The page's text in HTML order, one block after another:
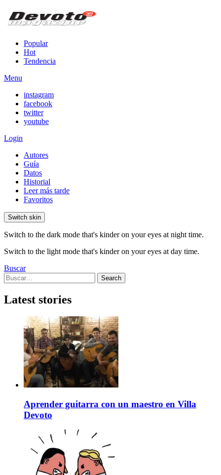
Popular
Hot
Tendencia
Menu
instagram
facebook
twitter
youtube
Login
Autores
Guía
Datos
Historial
Leer más tarde
Favoritos
Switch skin
Switch to the dark mode that's kinder on your eyes at night time.
Switch to the light mode that's kinder on your eyes at day time.
Buscar
Search
for:
Search
Latest stories
Aprender guitarra con un maestro en Villa
Devoto